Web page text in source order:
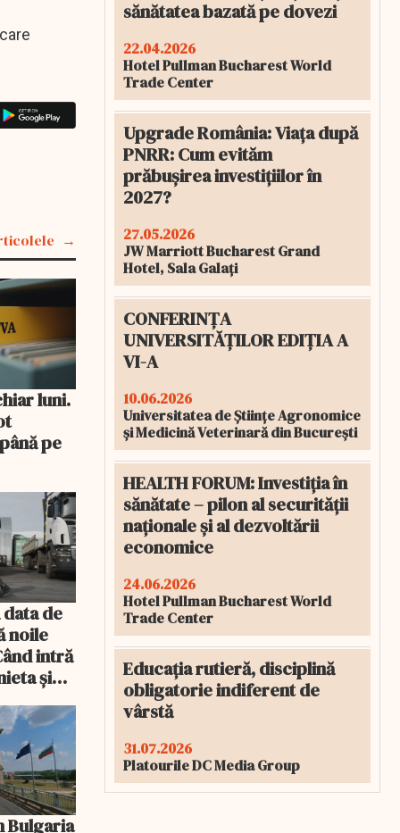
luni.
pe
de
noile
intră
și
Bulgaria
sănătatea bazată pe dovezi
22.04.2026
Hotel Pullman Bucharest World
Trade Center
Upgrade România: Viața după
PNRR: Cum evităm
prăbușirea investițiilor în
2027?
27.05.2026
JW Marriott Bucharest Grand
Hotel, Sala Galați
CONFERINȚA
UNIVERSITĂȚILOR EDIȚIA A
VI-A
10.06.2026
Universitatea de Științe Agronomice
și Medicină Veterinară din București
HEALTH FORUM: Investiția în
sănătate – pilon al securității
naționale și al dezvoltării
economice
24.06.2026
Hotel Pullman Bucharest World
Trade Center
Educația rutieră, disciplină
obligatorie indiferent de
vârstă
31.07.2026
Platourile DC Media Group